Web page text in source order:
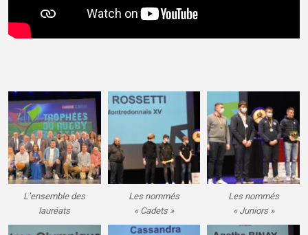
L’ensemble des
lauréats
Les nommés
« Cadets »
Les nommés
« Juniors »